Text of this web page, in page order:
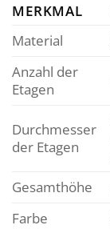
MERKMAL
Material
Anzahl der
Etagen
Durchmesser
der Etagen
Gesamthöhe
Farbe